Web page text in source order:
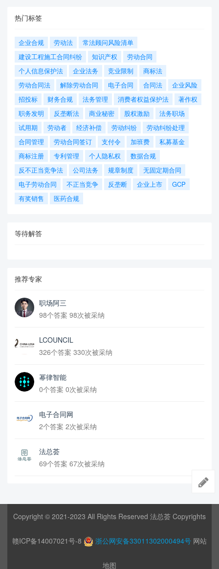
热门标签
企业合规 劳动法
常法顾问风险清单
建设工程施工合同纠纷
知识产权
劳动合同
个人信息保护法
企业法务 竞业限制
商标法
劳动合同法
解除劳动合同 电子合同 合同法
企业风险
招投标
财务合规 法务管理 消费者权益保护法
著作权
职务发明
反垄断法 商业秘密 股权激励
法务职场
试用期
劳动者 经济补偿 劳动纠纷
劳动纠纷处理
合同管理
劳动合同签订 支付令 加班费
私募基金
商标注册
专利管理 个人隐私权
数据合规
反不正当竞争法
公司法务 规章制度
无固定期合同
电子劳动合同
不正当竞争 反垄断 企业上市
GCP
有奖销售
医药合规
等待解答
推荐专家
职场阿三
98个答案 98次被采纳
LCOUNCIL
326个答案 330次被采纳
幂律智能
0个答案 0次被采纳
电子合同网
2个答案 2次被采纳
法总荟
69个答案 67次被采纳
Copyright © 2021-2023 All Rights Reserved 法总荟 Copyrights
赣ICP备14007021号-8 浙公网安备33011302000494号 网站
地图